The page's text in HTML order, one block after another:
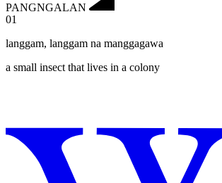
PANGNGALAN
01
langgam, langgam na manggagawa
a small insect that lives in a colony